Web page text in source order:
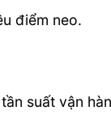
điểm neo.
suất vận